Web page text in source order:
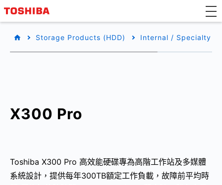
Storage Products (HDD) Internal / Specialty
X300 Pro
Toshiba X300 Pro 高效能硬碟專為高階工作站及多媒體
系統設計，提供每年300TB額定工作負載，故障前平均時